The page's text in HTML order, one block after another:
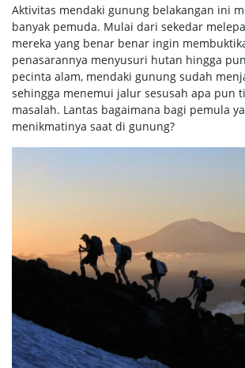
Aktivitas mendaki gunung belakangan ini
banyak pemuda. Mulai dari sekedar
mereka yang benar benar ingin
penasarannya menyusuri hutan hingga
pecinta alam, mendaki gunung sudah
sehingga menemui jalur sesusah apa pun
masalah. Lantas bagaimana bagi pemula
menikmatinya saat di gunung?